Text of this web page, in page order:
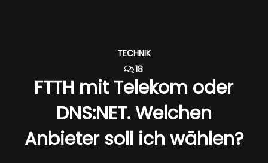
TECHNIK
18
FTTH mit Telekom oder
DNS:NET. Welchen
Anbieter soll ich wählen?